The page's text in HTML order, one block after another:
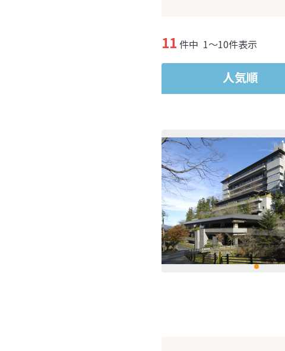
11 件中 1～10件表示
人気順